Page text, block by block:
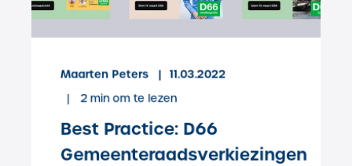
Maarten Peters
11.03.2022
2 min om te lezen
Best Practice: D66
Gemeenteraadsverkiezingen